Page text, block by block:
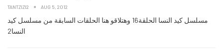
TANTZIZI2 AUG 5, 2012
مسلسل كيد النسا الحلقة16 وهتلاقو هنا الحلقات السابقة من مسلسل كيد
النسا2